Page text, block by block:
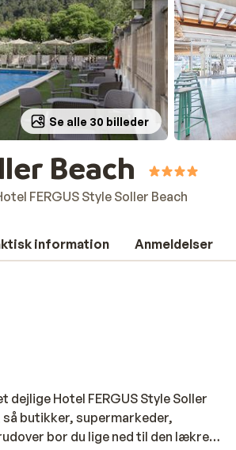
Se alle 30 billeder
Beach
FERGUS Style Soller Beach
information Anmeldelser
Hotel FERGUS Style Soller
så butikker, supermarkeder,
bor du lige ned til den lækre